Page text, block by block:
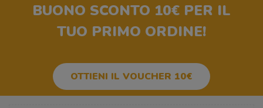
BUONO SCONTO 10€ PER IL
TUO PRIMO ORDINE!
OTTIENI IL VOUCHER 10€